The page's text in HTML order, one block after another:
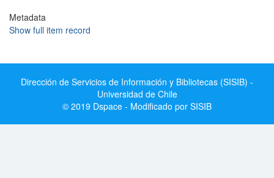
Metadata
Show full item record
Dirección de Servicios de Información y Bibliotecas (SISIB) -
Universidad de Chile
© 2019 Dspace - Modificado por SISIB